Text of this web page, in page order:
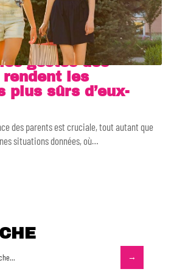
gestes des
les
plus sûrs d’eux-
des parents est cruciale, tout autant que
situations données, où…